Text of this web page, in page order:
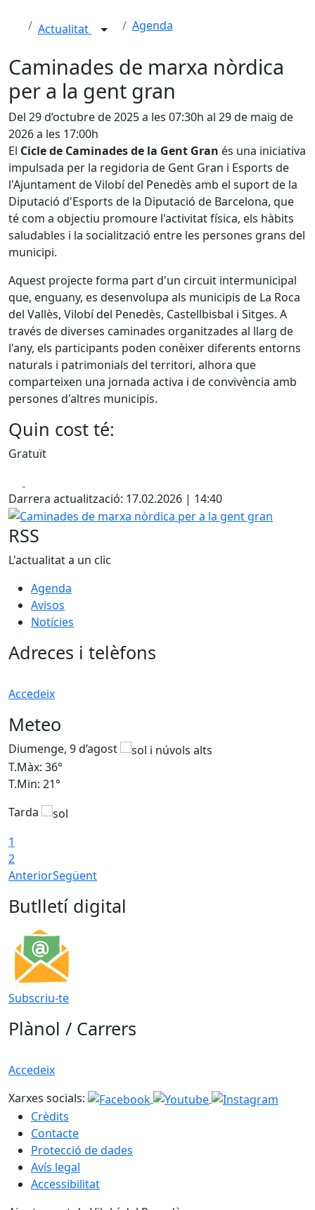
Actualitat Agenda
Caminades de marxa nòrdica
per a la gent gran
Del 29 d’octubre de 2025 a les 07:30h al 29 de maig de
2026 a les 17:00h
El Cicle de Caminades de la Gent Gran és una iniciativa
impulsada per la regidoria de Gent Gran i Esports de
l'Ajuntament de Vilobí del Penedès amb el suport de la
Diputació d'Esports de la Diputació de Barcelona, que
té com a objectiu promoure l'activitat física, els hàbits
saludables i la socialització entre les persones grans del
municipi.
Aquest projecte forma part d'un circuit intermunicipal
que, enguany, es desenvolupa als municipis de La Roca
del Vallès, Vilobí del Penedès, Castellbisbal i Sitges. A
través de diverses caminades organitzades al llarg de
l'any, els participants poden conèixer diferents entorns
naturals i patrimonials del territori, alhora que
comparteixen una jornada activa i de convivència amb
persones d'altres municipis.
Quin cost té:
Gratuït
Darrera actualització: 17.02.2026 | 14:40
Caminades de marxa nòrdica per a la gent gran
RSS
L'actualitat a un clic
Agenda
Avisos
Notícies
Adreces i telèfons
Accedeix
Meteo
Diumenge, 9 d’agost
T.Màx: 36°
T.Min: 21°
Tarda
1
2
AnteriorSegüent
Butlletí digital
Subscriu-te
Plànol / Carrers
Accedeix
Xarxes socials:
Crèdits
Contacte
Protecció de dades
Avís legal
Accessibilitat